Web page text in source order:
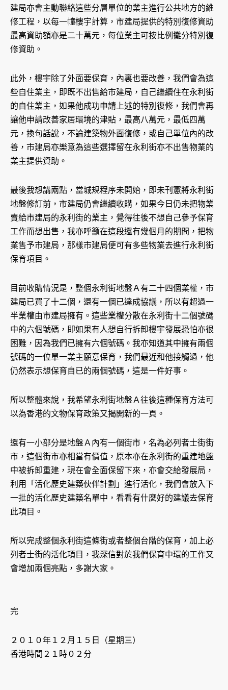
建局亦會主動聯絡這些分層單位的業主進行公共地方的維
修工程，以每一幢樓宇計算，市建局提供的特別復修資助
最高資助額亦是二十萬元，每位業主可按比例攤分特別復
修資助。
此外，樓宇除了外面要保育，內裏也要改善，我們會為這
些自住業主，即既不出售給市建局，自己繼續住在永利街
的自住業主，如果他成功申請上述的特別復修，我們會再
讓他申請改善家居環境的津貼，最高八萬元，最低四萬
元，換句話說，不論建築物外面復修，或自己單位內的改
善，市建局亦樂意為這些選擇留在永利街亦不出售物業的
業主提供資助。
最後我想講兩點，當城規程序未開始，即未刊憲將永利街
地盤修訂前，市建局仍會繼續收購，如果今日仍未把物業
賣給市建局的永利街的業主，覺得往後不想自己參予保育
工作而想出售，我亦呼籲在這段還有幾個月的期間，把物
業售予市建局，那樣市建局便可有多些物業去進行永利街
保育項目。
目前收購情況是，整個永利街地盤Ａ有二十四個業權，市
建局已買了十二個，還有一個已達成協議，所以有超過一
半業權由市建局擁有。這些業權分散在永利街十二個號碼
中的六個號碼，即如果有人想自行拆卸樓宇發展恐怕亦很
困難，因為我們已擁有六個號碼。我亦知道其中擁有兩個
號碼的一位單一業主願意保育，我們最近和他接觸過，他
仍然表示想保育自已的兩個號碼，這是一件好事。
所以整體來說，我希望永利街地盤Ａ往後這種保育方法可
以為香港的文物保育政策又揭開新的一頁。
還有一小部分是地盤Ａ內有一個街市，名為必列者士街街
市，這個街市亦相當有價值，原本亦在永利街的重建地盤
中被拆卸重建，現在會全面保留下來，亦會交給發展局，
利用「活化歷史建築伙伴計劃」進行活化，我們會放入下
一批的活化歷史建築名單中，看看有什麼好的建議去保育
此項目。
所以完成整個永利街這條街或者整個台階的保育，加上必
列者士街的活化項目，我深信對於我們保育中環的工作又
會增加兩個亮點，多謝大家。
完
２０１０年１２月１５日（星期三）
香港時間２１時０２分